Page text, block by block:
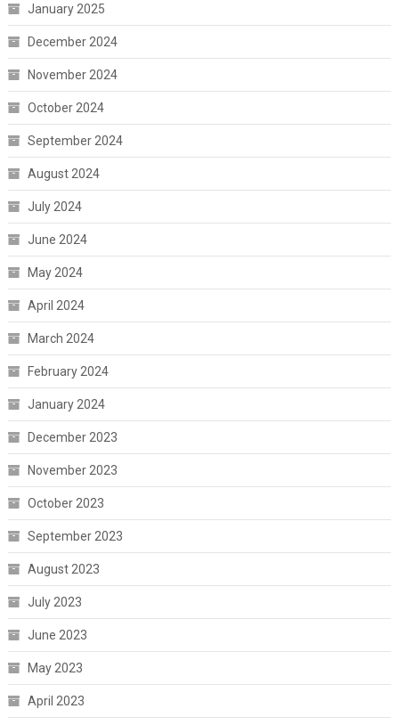
January 2025
December 2024
November 2024
October 2024
September 2024
August 2024
July 2024
June 2024
May 2024
April 2024
March 2024
February 2024
January 2024
December 2023
November 2023
October 2023
September 2023
August 2023
July 2023
June 2023
May 2023
April 2023